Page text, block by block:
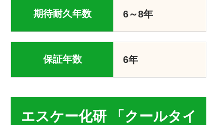
期待耐久年数 6～8年
保証年数 6年
エスケー化研 「クールタイ